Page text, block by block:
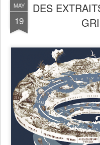
MAY
19
DES